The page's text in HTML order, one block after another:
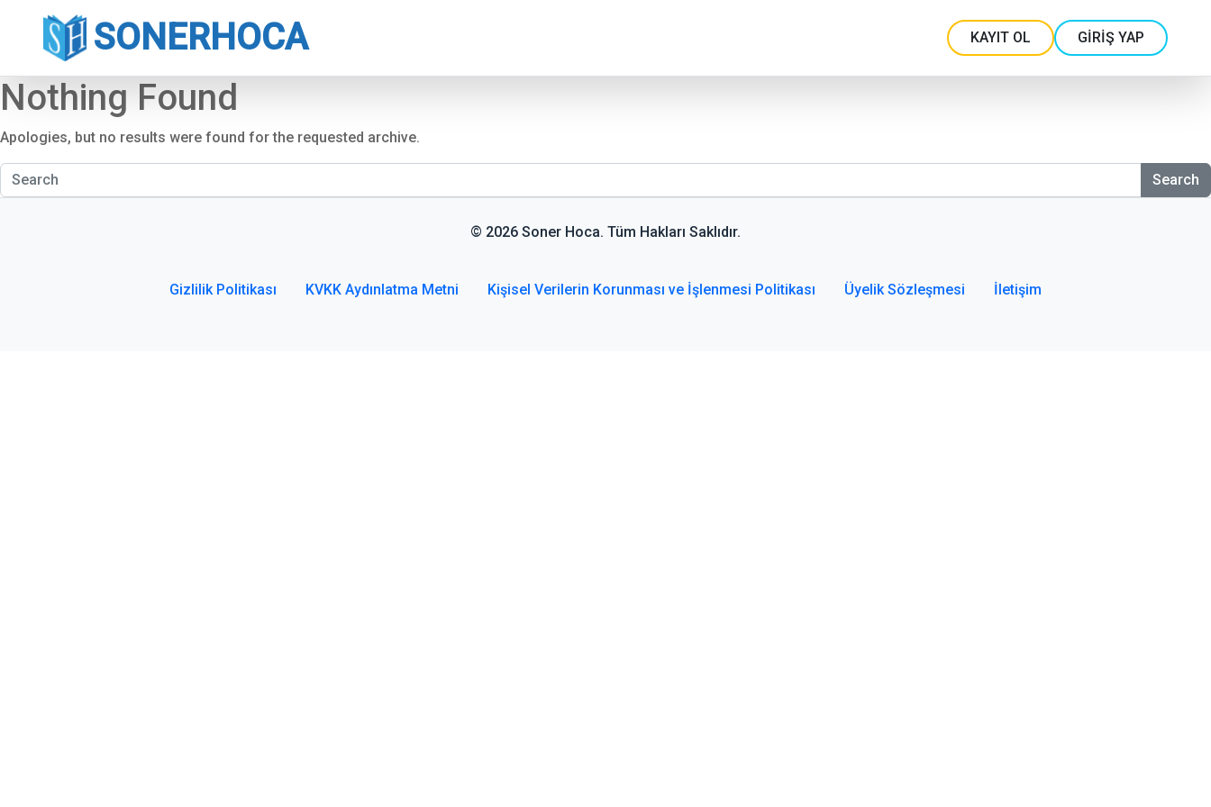
SONERHOCA KAYIT OL GİRİŞ YAP
Nothing Found
Apologies, but no results were found for the requested archive.
Search
© 2026 Soner Hoca. Tüm Hakları Saklıdır.
Gizlilik Politikası KVKK Aydınlatma Metni Kişisel Verilerin Korunması ve İşlenmesi Politikası Üyelik Sözleşmesi İletişim